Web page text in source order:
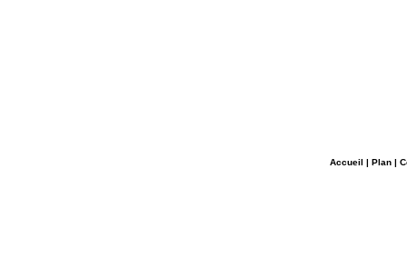
Accueil | Plan|